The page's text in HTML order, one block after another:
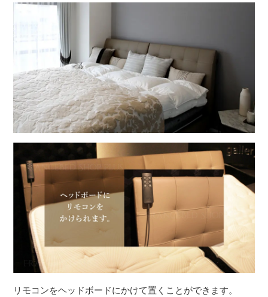
リモコンをヘッドボードにかけて置くことができます。